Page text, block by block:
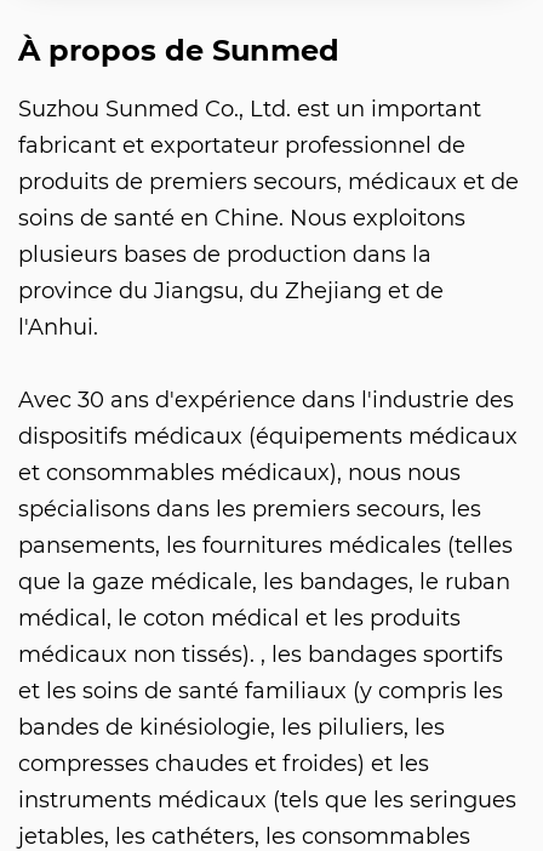
À propos de Sunmed
Suzhou Sunmed Co., Ltd. est un important
fabricant et exportateur professionnel de
produits de premiers secours, médicaux et de
soins de santé en Chine. Nous exploitons
plusieurs bases de production dans la
province du Jiangsu, du Zhejiang et de
l'Anhui.
Avec 30 ans d'expérience dans l'industrie des
dispositifs médicaux (équipements médicaux
et consommables médicaux), nous nous
spécialisons dans les premiers secours, les
pansements, les fournitures médicales (telles
que la gaze médicale, les bandages, le ruban
médical, le coton médical et les produits
médicaux non tissés). , les bandages sportifs
et les soins de santé familiaux (y compris les
bandes de kinésiologie, les piluliers, les
compresses chaudes et froides) et les
instruments médicaux (tels que les seringues
jetables, les cathéters, les consommables